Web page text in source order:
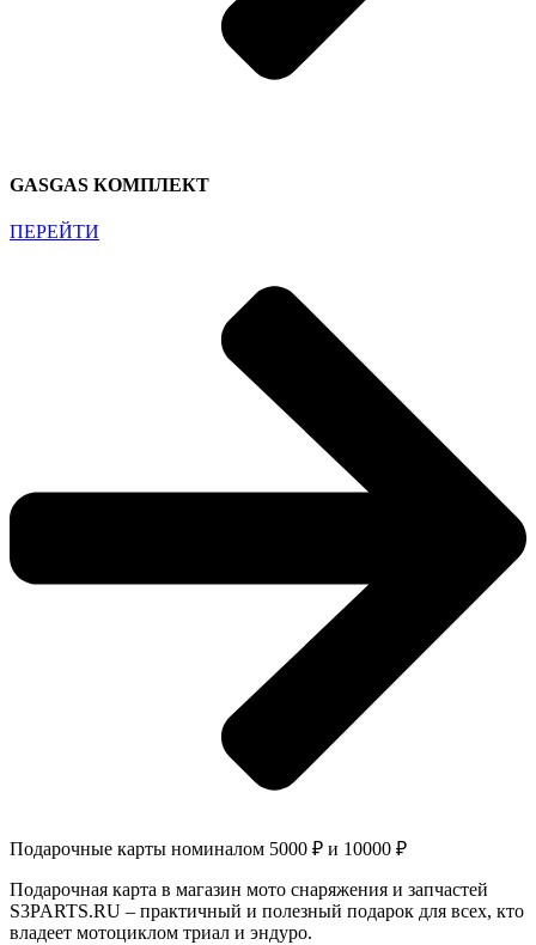
GASGAS КОМПЛЕКТ
ПЕРЕЙТИ
Подарочные карты номиналом 5000 ₽ и 10000 ₽
Подарочная карта в магазин мото снаряжения и запчастей
S3PARTS.RU – практичный и полезный подарок для всех, кто
владеет мотоциклом триал и эндуро.